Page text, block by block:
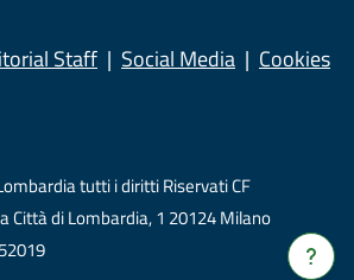
Verrà
Staff Social Media Cookies
tutti i diritti Riservati CF
Città di Lombardia, 1 20124 Milano